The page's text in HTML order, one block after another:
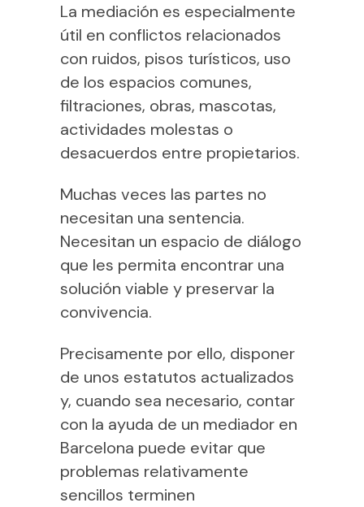
La mediación es especialmente
útil en conflictos relacionados
con ruidos, pisos turísticos, uso
de los espacios comunes,
filtraciones, obras, mascotas,
actividades molestas o
desacuerdos entre propietarios.
Muchas veces las partes no
necesitan una sentencia.
Necesitan un espacio de diálogo
que les permita encontrar una
solución viable y preservar la
convivencia.
Precisamente por ello, disponer
de unos estatutos actualizados
y, cuando sea necesario, contar
con la ayuda de un mediador en
Barcelona puede evitar que
problemas relativamente
sencillos terminen